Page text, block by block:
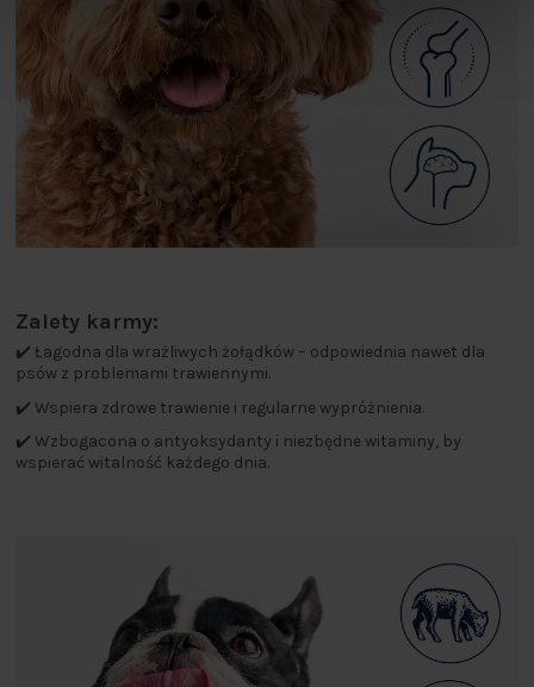
Zalety karmy:
✔️ Łagodna dla wrażliwych żołądków – odpowiednia nawet dla
psów z problemami trawiennymi.
✔️ Wspiera zdrowe trawienie i regularne wypróżnienia.
✔️ Wzbogacona o antyoksydanty i niezbędne witaminy, by
wspierać witalność każdego dnia.